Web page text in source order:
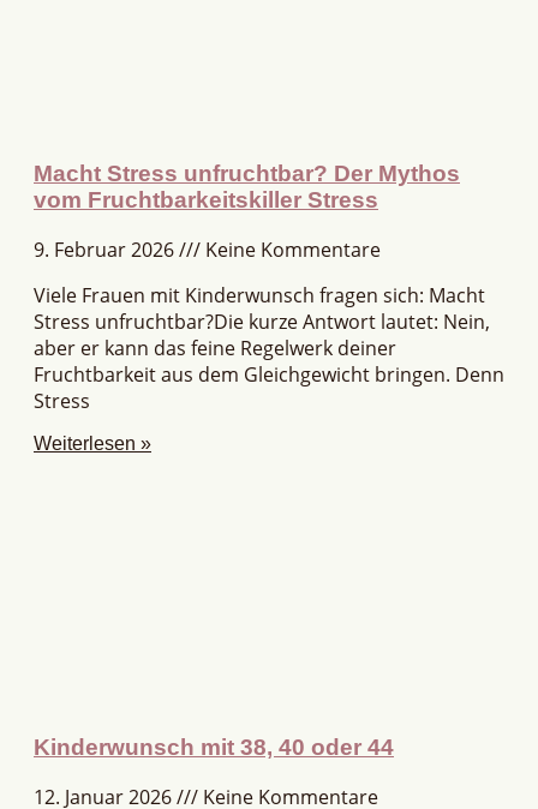
Macht Stress unfruchtbar? Der Mythos
vom Fruchtbarkeitskiller Stress
9. Februar 2026
Keine Kommentare
Viele Frauen mit Kinderwunsch fragen sich: Macht
Stress unfruchtbar?Die kurze Antwort lautet: Nein,
aber er kann das feine Regelwerk deiner
Fruchtbarkeit aus dem Gleichgewicht bringen. Denn
Stress
Weiterlesen »
Kinderwunsch mit 38, 40 oder 44
12. Januar 2026 Keine Kommentare